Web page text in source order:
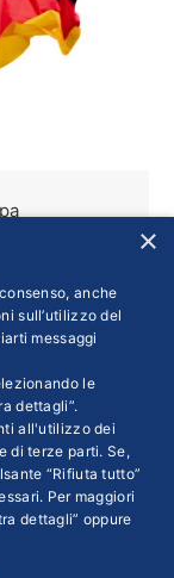
che
von
che
con
di
europei
×
anche
sull’utilizzo del
messaggi
le
dettagli”.
all'utilizzo dei
di terze parti. Se,
“Rifiuta tutto”
Per maggiori
dettagli” oppure